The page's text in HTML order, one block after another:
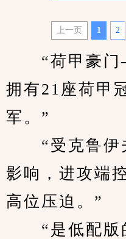
上一页 1 2
“荷甲豪门—
拥有21座荷甲
军。”
“受克鲁伊
影响，进攻端
高位压迫。”
“是低配版